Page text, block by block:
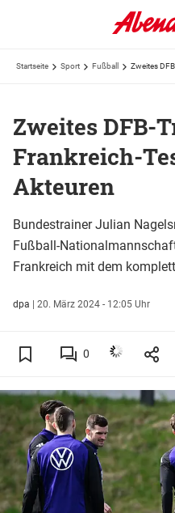
Startseite Sport Fußball Zweites
Zweites DFB-
Frankreich-
Akteuren
Bundestrainer Julian
Fußball-
Frankreich mit dem
dpa | 20. März 2024 - 12:05 Uhr
0